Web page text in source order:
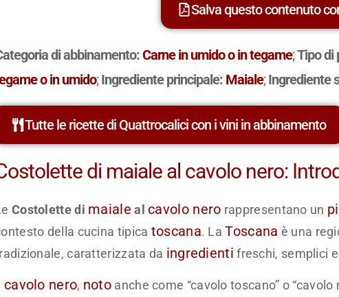
Salva questo contenuto
di abbinamento:Carne in umido o in tegame;Tipo
o in umido;Ingrediente principale: Maiale;Ingrediente
Tutte le ricette di Quattrocalici con i vini in abbinamento
di maiale al cavolo nero:
Costolette di maiale al cavolo nero rappresentano un
della cucina tipica toscana. LaToscana è una
caratterizzata da ingredienti freschi, semplici
cavolo nero, noto anche come “cavolo toscano” o